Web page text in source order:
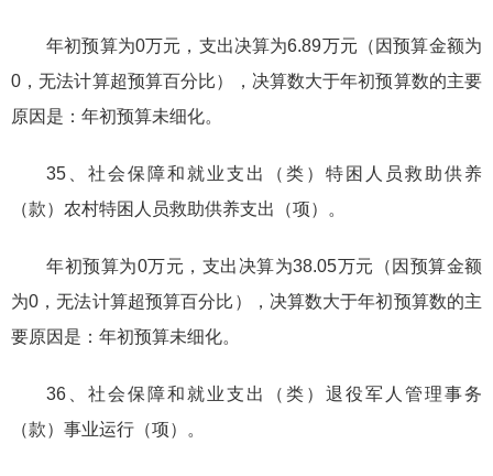
年初预算为0万元，支出决算为6.89万元（因预算金额为
0，无法计算超预算百分比），决算数大于年初预算数的主要
原因是：年初预算未细化。
35、社会保障和就业支出（类）特困人员救助供养
（款）农村特困人员救助供养支出（项）。
年初预算为0万元，支出决算为38.05万元（因预算金额
为0，无法计算超预算百分比），决算数大于年初预算数的主
要原因是：年初预算未细化。
36、社会保障和就业支出（类）退役军人管理事务
（款）事业运行（项）。